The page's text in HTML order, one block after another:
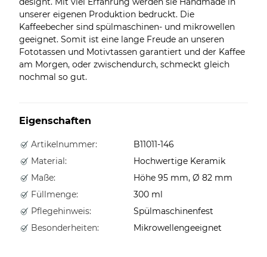
unserer eigenen Produktion bedruckt. Die
Kaffeebecher sind spülmaschinen- und mikrowellen
geeignet. Somit ist eine lange Freude an unseren
Fototassen und Motivtassen garantiert und der Kaffee
am Morgen, oder zwischendurch, schmeckt gleich
nochmal so gut.
Eigenschaften
Artikelnummer:
B11011-146
Material:
Hochwertige Keramik
Maße:
Höhe 95 mm, Ø 82 mm
Füllmenge:
300 ml
Pflegehinweis:
Spülmaschinenfest
Besonderheiten:
Mikrowellengeeignet